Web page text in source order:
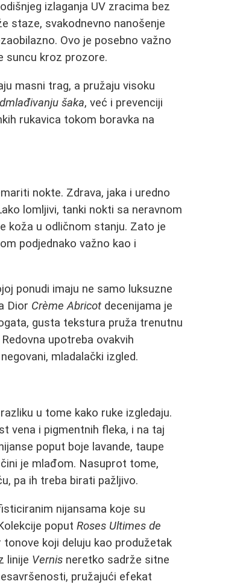
izlaganja UV zracima bez
staze, svakodnevno nanošenje
Ovo je posebno važno
suncu kroz prozore.
masni trag, a pružaju visoku
šaka, već i prevenciji
rukavica tokom boravka na
nokte. Zdrava, jaka i uredno
lomljivi, tanki nokti sa neravnom
koža u odličnom stanju. Zato je
podjednako važno kao i
ponudi imaju ne samo luksuzne
Dior Crème Abricot decenijama je
gusta tekstura pruža trenutnu
upotreba ovakvih
mladalački izgled.
u tome kako ruke izgledaju.
vena i pigmentnih fleka, i na taj
poput boje lavande, taupe
je mlađom. Nasuprot tome,
pa ih treba birati pažljivo.
nijansama koje su
poputRoses Ultimes de
koji deluju kao produžetak
linije Vernis neretko sadrže sitne
pružajući efekat